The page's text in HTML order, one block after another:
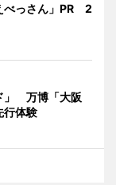
べっさん」PR 2
」 万博「大阪
行体験